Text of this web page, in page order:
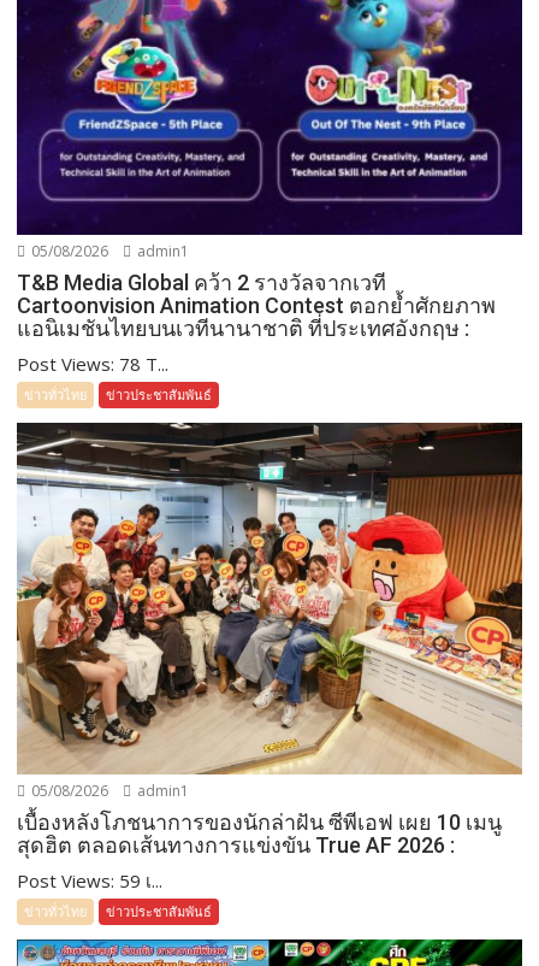
05/08/2026 admin1
T&B Media Global คว้า 2 รางวัลจากเวที
Cartoonvision Animation Contest ตอกย้ำศักยภาพ
แอนิเมชันไทยบนเวทีนานาชาติ ที่ประเทศอังกฤษ :
Post Views: 78 T...
ข่าวทั่วไทย ข่าวประชาสัมพันธ์
05/08/2026 admin1
เบื้องหลังโภชนาการของนักล่าฝัน ซีพีเอฟ เผย 10 เมนู
สุดฮิต ตลอดเส้นทางการแข่งขัน True AF 2026 :
Post Views: 59 เ...
ข่าวทั่วไทย ข่าวประชาสัมพันธ์